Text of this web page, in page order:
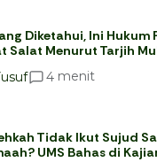
Diketahui, Ini Hukum
Salat Menurut Tarjih
4 menit
Tidak Ikut Sujud
UMS Bahas di